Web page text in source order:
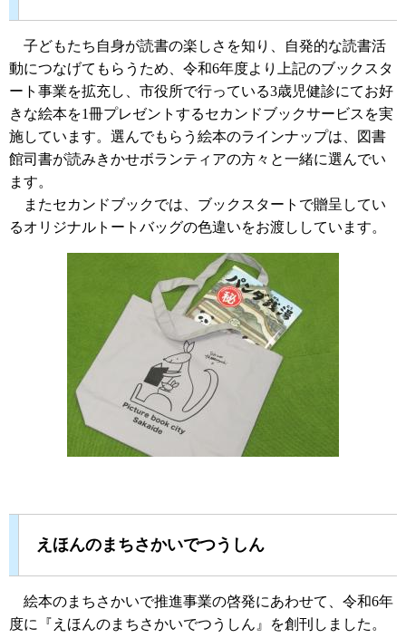
子どもたち自身が読書の楽しさを知り、自発的な読書活
動につなげてもらうため、令和6年度より上記のブックスタ
ート事業を拡充し、市役所で行っている3歳児健診にてお好
きな絵本を1冊プレゼントするセカンドブックサービスを実
施しています。選んでもらう絵本のラインナップは、図書
館司書が読みきかせボランティアの方々と一緒に選んでい
ます。
またセカンドブックでは、ブックスタートで贈呈してい
るオリジナルトートバッグの色違いをお渡ししています。
えほんのまちさかいでつうしん
絵本のまちさかいで推進事業の啓発にあわせて、令和6年
度に『えほんのまちさかいでつうしん』を創刊しました。